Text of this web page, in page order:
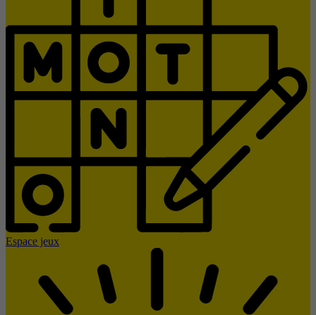
Espace jeux